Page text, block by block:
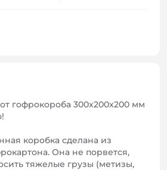
гофрокороба 300x200x200 мм
коробка сделана из
Она не порвется,
тяжелые грузы (метизы,